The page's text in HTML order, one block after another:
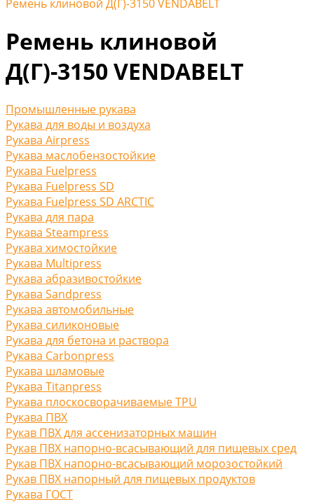
Ремень клиновой Д(Г)-3150 VENDABELT
Ремень клиновой
Д(Г)-3150 VENDABELT
Промышленные рукава
Рукава для воды и воздуха
Рукава Airpress
Рукава маслобензостойкие
Рукава Fuelpress
Рукава Fuelpress SD
Рукава Fuelpress SD ARCTIC
Рукава для пара
Рукава Steampress
Рукава химостойкие
Рукава Multipress
Рукава абразивостойкие
Рукава Sandpress
Рукава автомобильные
Рукава силиконовые
Рукава для бетона и раствора
Рукава Carbonpress
Рукава шламовые
Рукава Titanpress
Рукава плоскосворачиваемые TPU
Рукава ПВХ
Рукав ПВХ для ассенизаторных машин
Рукав ПВХ напорно-всасывающий для пищевых сред
Рукав ПВХ напорно-всасывающий морозостойкий
Рукав ПВХ напорный для пищевых продуктов
Рукава ГОСТ